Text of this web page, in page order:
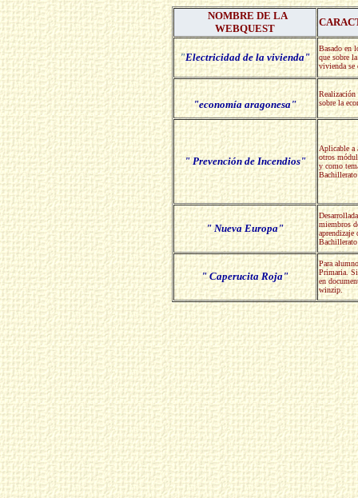
NOMBRE DE LA
WEBQUEST
"Electricidad de la vivienda"
Basado en
que sobre
vivienda se
"economía aragonesa"
sobre la
" Prevención de Incendios"
Aplicable a
otros
y como
Bachillerato
" Nueva Europa"
miembros
Bachillerato
" Caperucita Roja"
Para
Primaria.
en
winzip.